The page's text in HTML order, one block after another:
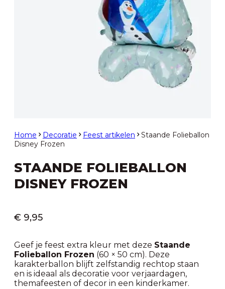
Home Decoratie Feest artikelen
Staande Folieballon
Disney Frozen
STAANDE FOLIEBALLON
DISNEY FROZEN
€ 9,95
Geef je feest extra kleur met deze Staande
Folieballon Frozen (60 × 50 cm). Deze
karakterballon blijft zelfstandig rechtop staan
en is ideaal als decoratie voor verjaardagen,
themafeesten of decor in een kinderkamer.